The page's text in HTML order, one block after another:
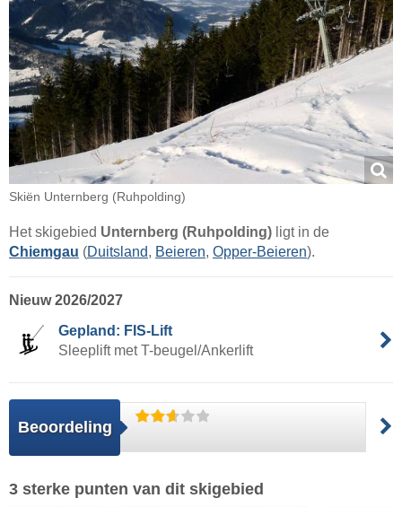
Skiën Unternberg (Ruhpolding)
Het skigebied Unternberg (Ruhpolding) ligt in de
Chiemgau (Duitsland, Beieren, Opper-Beieren).
Nieuw 2026/2027
Gepland: FIS-Lift
Sleeplift met T-beugel/Ankerlift
Beoordeling
3 sterke punten van dit skigebied